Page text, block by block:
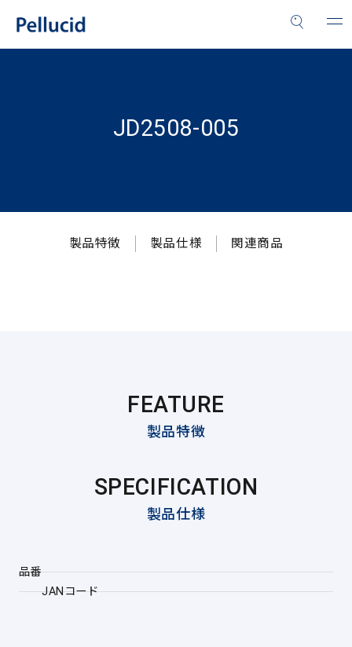
JD2508-005
製品特徴 製品仕様 関連商品
FEATURE
製品特徴
SPECIFICATION
製品仕様
品番
JANコード